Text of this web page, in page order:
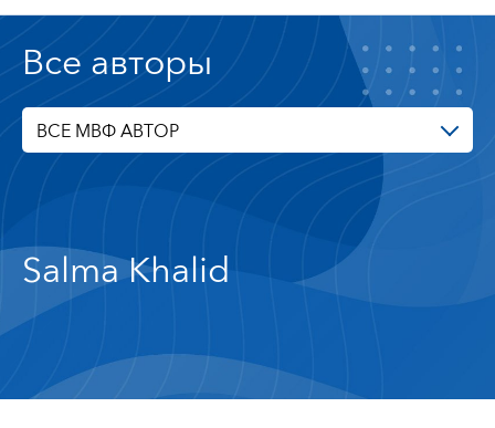
Все авторы
ВСЕ МВФ АВТОР
Salma Khalid